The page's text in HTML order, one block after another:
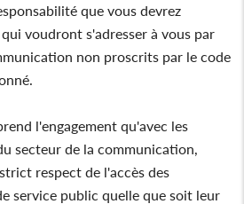
que vous devrez
voudront s'adresser à vous par
non proscrits par le code
l'engagement qu'avec les
secteur de la communication,
respect de l'accès des
service public quelle que soit leur